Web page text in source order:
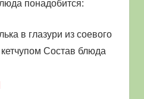
понадобится: